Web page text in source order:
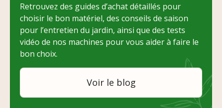
Retrouvez des guides d’achat détaillés pour
choisir le bon matériel, des conseils de saison
pour l’entretien du jardin, ainsi que des tests
vidéo de nos machines pour vous aider à faire le
bon choix.
Voir le blog